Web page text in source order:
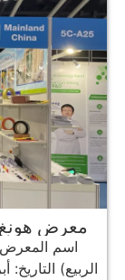
معرض هونغ
اسم